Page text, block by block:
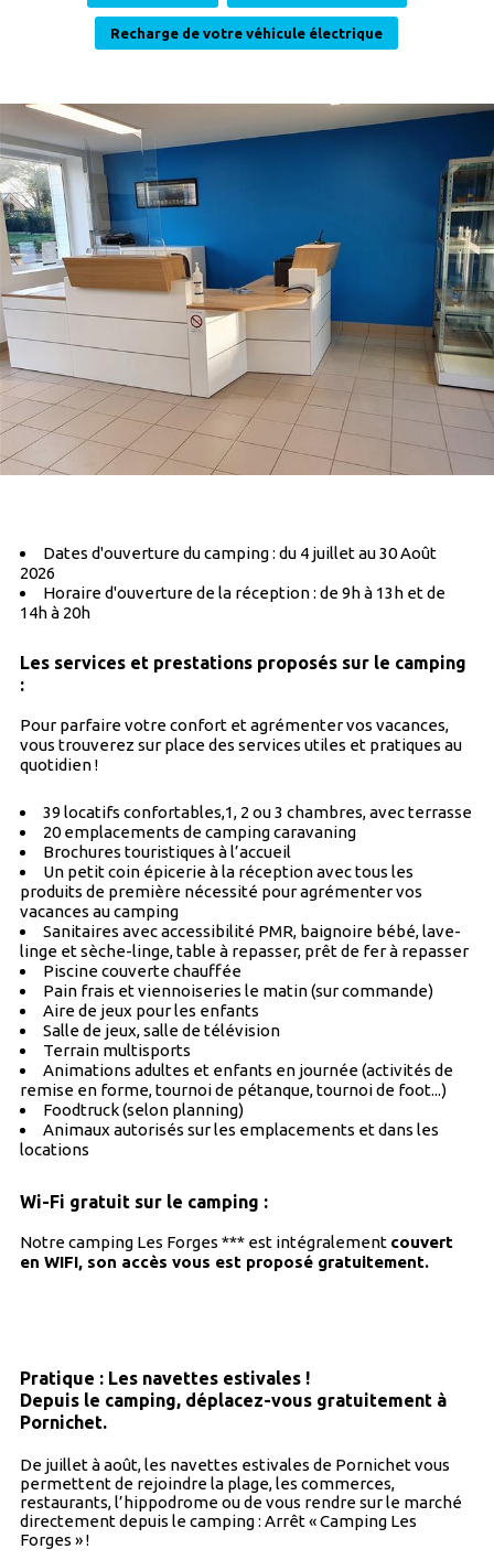
Recharge de votre véhicule électrique
Dates d'ouverture du camping : du 4 juillet au 30 Août
2026
Horaire d'ouverture de la réception : de 9h à 13h et de
14h à 20h
Les services et prestations proposés sur le camping
:
Pour parfaire votre confort et agrémenter vos vacances,
vous trouverez sur place des services utiles et pratiques au
quotidien !
39 locatifs confortables,1, 2 ou 3 chambres, avec terrasse
20 emplacements de camping caravaning
Brochures touristiques à l’accueil
Un petit coin épicerie à la réception avec tous les
produits de première nécessité pour agrémenter vos
vacances au camping
Sanitaires avec accessibilité PMR, baignoire bébé, lave-
linge et sèche-linge, table à repasser, prêt de fer à repasser
Piscine couverte chauffée
Pain frais et viennoiseries le matin (sur commande)
Aire de jeux pour les enfants
Salle de jeux, salle de télévision
Terrain multisports
Animations adultes et enfants en journée (activités de
remise en forme, tournoi de pétanque, tournoi de foot...)
Foodtruck (selon planning)
Animaux autorisés sur les emplacements et dans les
locations
Wi-Fi gratuit sur le camping :
Notre camping Les Forges *** est intégralement couvert
en WIFI, son accès vous est proposé gratuitement.
Pratique : Les navettes estivales !
Depuis le camping, déplacez-vous gratuitement à
Pornichet.
De juillet à août, les navettes estivales de Pornichet vous
permettent de rejoindre la plage, les commerces,
restaurants, l’hippodrome ou de vous rendre sur le marché
directement depuis le camping : Arrêt « Camping Les
Forges » !